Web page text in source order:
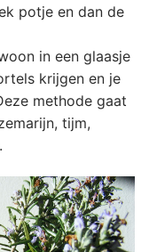
potje en dan de
in een glaasje
krijgen en je
methode gaat
tijm,